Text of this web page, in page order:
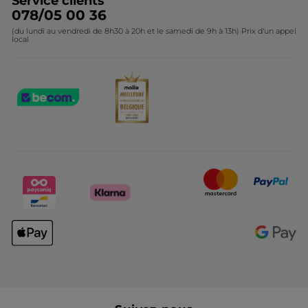
078/05 00 36
(du lundi au vendredi de 8h30 à 20h et le samedi de 9h à 13h) Prix d'un appel
local